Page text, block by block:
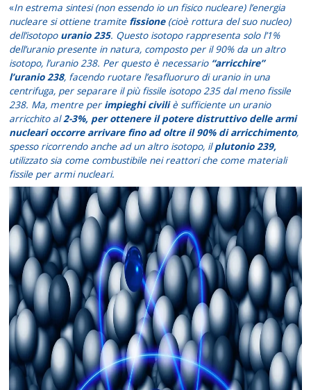
«In estrema sintesi (non essendo io un fisico nucleare) l’energia
nucleare si ottiene tramite fissione (cioè rottura del suo nucleo)
dell’isotopouranio 235. Questo isotopo rappresenta solo l’1%
dell’uranio presente in natura, composto per il 90% da un altro
isotopo, l’uranio 238. Per questo è necessario“arricchire”
l’uranio 238, facendo ruotare l’esafluoruro di uranio in una
centrifuga, per separare il più fissile isotopo 235 dal meno fissile
238. Ma, mentre perimpieghi civiliè sufficiente un uranio
arricchito al2-3%, per ottenere il potere distruttivo delle armi
nucleari occorre arrivare fino ad oltre il 90% di arricchimento,
spesso ricorrendo anche ad un altro isotopo, ilplutonio 239,
utilizzato sia come combustibile nei reattori che come materiali
fissile per armi nucleari.